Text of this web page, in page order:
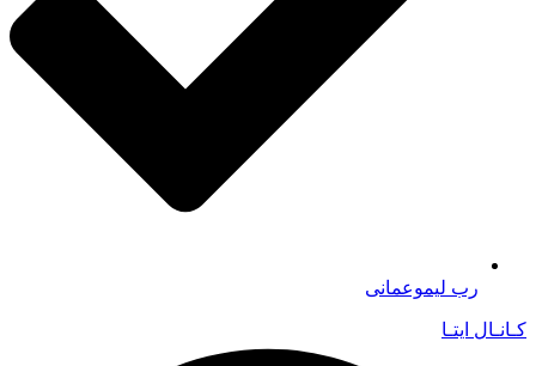
رب لیموعمانی
کـانـال ایتـا